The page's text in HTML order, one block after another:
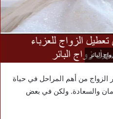
البائر
الزواج من أهم المراحل في حياة
والسعادة. ولكن في بعض